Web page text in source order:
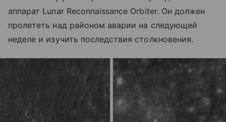
аппарат Lunar Reconnaissance Orbiter. Он должен
пролететь над районом аварии на следующей
неделе и изучить последствия столкновения.